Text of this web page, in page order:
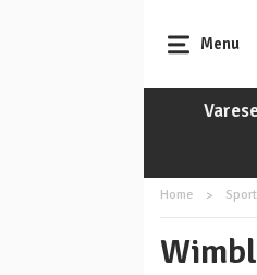
Menu
Home Sport